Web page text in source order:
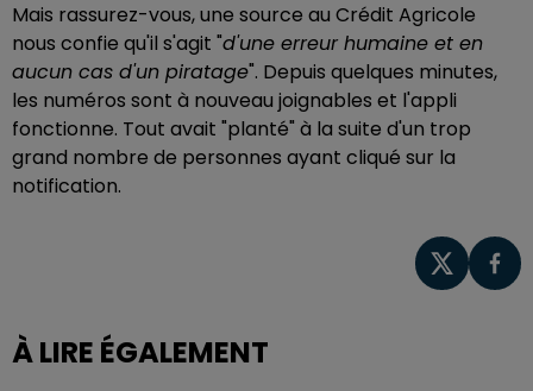
Mais rassurez-vous, une source au Crédit Agricole
nous confie qu'il s'agit "d'une erreur humaine et en
aucun cas d'un piratage". Depuis quelques minutes,
les numéros sont à nouveau joignables et l'appli
fonctionne. Tout avait "planté" à la suite d'un trop
grand nombre de personnes ayant cliqué sur la
notification.
À LIRE ÉGALEMENT